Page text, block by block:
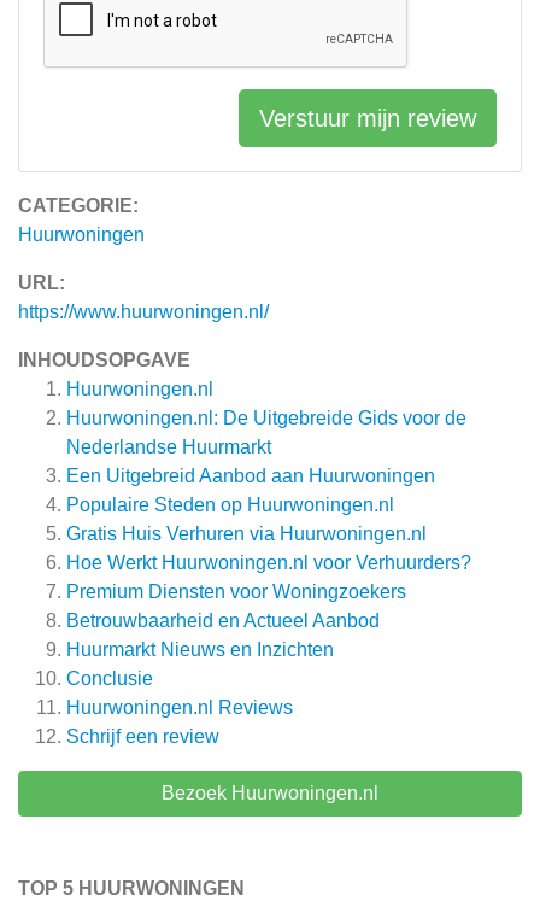
CATEGORIE:
Huurwoningen
URL:
https://www.huurwoningen.nl/
INHOUDSOPGAVE
Huurwoningen.nl
Huurwoningen.nl: De Uitgebreide Gids voor de
Nederlandse Huurmarkt
Een Uitgebreid Aanbod aan Huurwoningen
Populaire Steden op Huurwoningen.nl
Gratis Huis Verhuren via Huurwoningen.nl
Hoe Werkt Huurwoningen.nl voor Verhuurders?
Premium Diensten voor Woningzoekers
Betrouwbaarheid en Actueel Aanbod
Huurmarkt Nieuws en Inzichten
Conclusie
Huurwoningen.nl
Reviews
Schrijf een review
Bezoek Huurwoningen.nl
TOP 5 HUURWONINGEN
Verstuur mijn review